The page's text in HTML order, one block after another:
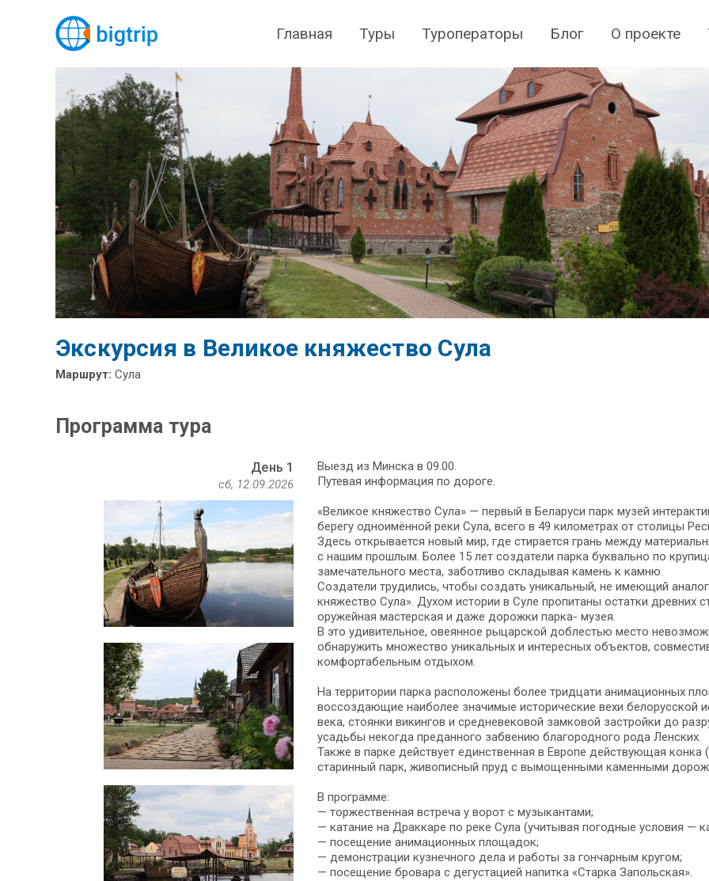
Главная Туры Туроператоры Блог О проекте
Экскурсия в Великое княжество Сула
Маршрут: Сула
Программа тура
День 1
сб, 12.09.2026
Выезд из Минска в 09.00.
Путевая информация по дороге.
«Великое княжество Сула» — первый в Беларуси парк музей
берегу одноимённой реки Сула, всего в 49 километрах от столицы
Здесь открывается новый мир, где стирается грань между
с нашим прошлым. Более 15 лет создатели парка буквально по
замечательного места, заботливо складывая камень к камню.
Создатели трудились, чтобы создать уникальный, не имеющий
княжество Сула». Духом истории в Суле пропитаны остатки древних
оружейная мастерская и даже дорожки парка- музея.
В это удивительное, овеянное рыцарской доблестью место
обнаружить множество уникальных и интересных объектов,
комфортабельным отдыхом.
На территории парка расположены более тридцати анимационных
воссоздающие наиболее значимые исторические вехи белорусской
века, стоянки викингов и средневековой замковой застройки до
усадьбы некогда преданного забвению благородного рода Ленских.
Также в парке действует единственная в Европе действующая конка
старинный парк, живописный пруд с вымощенными каменными
В программе:
— торжественная встреча у ворот с музыкантами;
— катание на Драккаре по реке Сула (учитывая погодные условия —
— посещение анимационных площадок;
— демонстрации кузнечного дела и работы за гончарным кругом;
— посещение бровара с дегустацией напитка «Старка Запольская».